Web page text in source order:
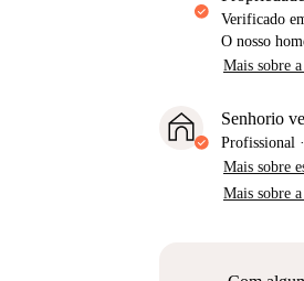
Verificado
O nosso
Mais sobre
Senhorio
Profissional ·
Mais sobre
Mais sobre